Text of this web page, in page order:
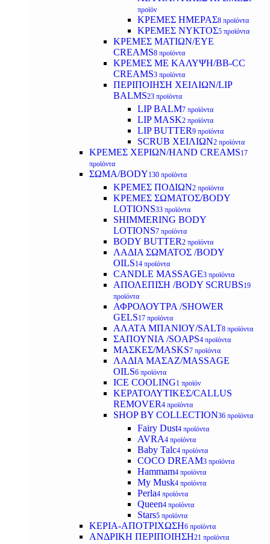
προϊόν
ΚΡΕΜΕΣ ΗΜΕΡΑΣ8 προϊόντα
ΚΡΕΜΕΣ ΝΥΚΤΟΣ5 προϊόντα
ΚΡΕΜΕΣ ΜΑΤΙΩΝ/EYE
CREAMS8 προϊόντα
ΚΡΕΜΕΣ ΜΕ ΚΑΛΥΨΗ/BB-CC
CREAMS3 προϊόντα
ΠΕΡΙΠΟΙΗΣΗ ΧΕΙΛΙΩΝ/LIP
BALMS23 προϊόντα
LIP BALM7 προϊόντα
LIP MASK2 προϊόντα
LIP BUTTER9 προϊόντα
SCRUB ΧΕΙΛΙΩΝ2 προϊόντα
ΚΡΕΜΕΣ ΧΕΡΙΩΝ/HAND CREAMS17
προϊόντα
ΣΩΜΑ/BODY130 προϊόντα
ΚΡΕΜΕΣ ΠΟΔΙΩΝ2 προϊόντα
ΚΡΕΜΕΣ ΣΩΜΑΤΟΣ/BODY
LOTIONS33 προϊόντα
SHIMMERING BODY
LOTIONS7 προϊόντα
BODY BUTTER2 προϊόντα
ΛΑΔΙΑ ΣΩΜΑΤΟΣ /BODY
OILS14 προϊόντα
CANDLE MASSAGE3 προϊόντα
ΑΠΟΛΕΠΙΣΗ /BODY SCRUBS19
προϊόντα
ΑΦΡΟΛΟΥΤΡΑ /SHOWER
GELS17 προϊόντα
ΑΛΑΤΑ ΜΠΑΝΙΟΥ/SALT8 προϊόντα
ΣΑΠΟΥΝΙΑ /SOAPS4 προϊόντα
ΜΑΣΚΕΣ/MASKS7 προϊόντα
ΛΑΔΙΑ ΜΑΣΑΖ/MASSAGE
OILS6 προϊόντα
ICE COOLING1 προϊόν
ΚΕΡΑΤΟΛΥΤΙΚΕΣ/CALLUS
REMOVER4 προϊόντα
SHOP BY COLLECTION36 προϊόντα
Fairy Dust4 προϊόντα
AVRA4 προϊόντα
Baby Talc4 προϊόντα
COCO DREAM3 προϊόντα
Hammam4 προϊόντα
My Musk4 προϊόντα
Perla4 προϊόντα
Queen4 προϊόντα
Stars5 προϊόντα
ΚΕΡΙΑ-ΑΠΟΤΡΙΧΩΣΗ6 προϊόντα
ΑΝΔΡΙΚΗ ΠΕΡΙΠΟΙΗΣΗ21 προϊόντα